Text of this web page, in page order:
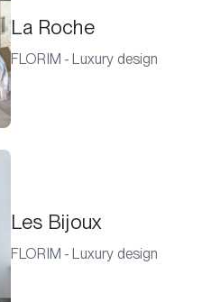
La Roche
FLORIM - Luxury design
Les Bijoux
FLORIM - Luxury design